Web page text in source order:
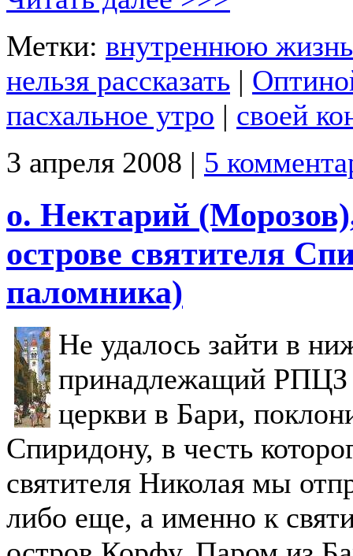
Метки: внутреннюю жизнь
нельзя рассказать |
пасхальное утро | своей
3 апреля 2008 | 5
о. Нектарий
острове святителя
паломника)
Не удалось зайти в
принадлежащий РПЦЗ
церкви в Бари,
Спиридону, в честь
святителя Николая мы
либо еще, а именно к